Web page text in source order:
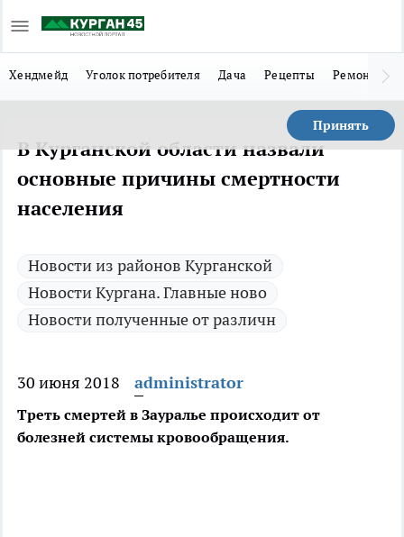
Хендмейд Уголок потребителя Дача Рецепты Ремонт
Принять
В Курганской области назвали
основные причины смертности
населения
Новости из районов Курганской
Новости Кургана. Главные ново
Новости полученные от различн
30 июня 2018 administrator
Треть смертей в Зауралье происходит от
болезней системы кровообращения.